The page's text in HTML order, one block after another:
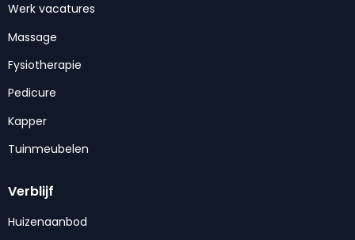
Werk vacatures
Massage
Fysiotherapie
Pedicure
Kapper
Tuinmeubelen
Verblijf
Huizenaanbod